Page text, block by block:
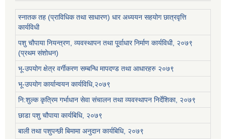
स्नातक तह (प्राविधिक तथा साधारण) धार अध्ययन सहयोग छात्रवृत्ति
कार्यविधी
पशु चौपाया नियन्त्रण, व्यवस्थापन तथा पू्र्वाधार निर्माण कार्यविधी, २०७९
(प्रथम संशोधन)
भू-उपयोग क्षेत्र वर्गीकरण सम्बन्धि मापदण्ड तथा आधारहरु २०७९
भू-उपयोग कार्यान्वयन कार्यविधि,२०७९
नि:शुल्क कृत्रिम गर्भाधान सेवा संचालन तथा व्यवस्थापन निर्देशिका, २०७९
छाडा पशु चौपाया कार्यबिधि, २०७९
बाली तथा पशुपन्छी बिमामा अनुदान कार्यबिधि, २०७९